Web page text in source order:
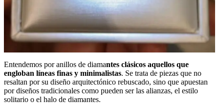
Entendemos por anillos de diamantes clásicos aquellos que
engloban líneas finas y minimalistas. Se trata de piezas que no
resaltan por su diseño arquitectónico rebuscado, sino que apuestan
por diseños tradicionales como pueden ser las alianzas, el estilo
solitario o el halo de diamantes.